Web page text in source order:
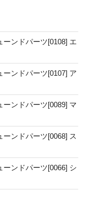
ンドパーツ[0108] エ
ンドパーツ[0107] ア
ンドパーツ[0089] マ
ンドパーツ[0068] ス
ンドパーツ[0066] シ